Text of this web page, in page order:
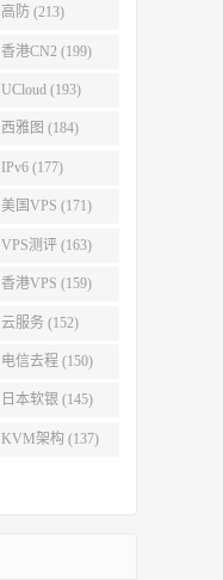
高防 (213)
香港CN2 (199)
UCloud (193)
西雅图 (184)
IPv6 (177)
美国VPS (171)
VPS测评 (163)
香港VPS (159)
云服务 (152)
电信去程 (150)
日本软银 (145)
KVM架构 (137)